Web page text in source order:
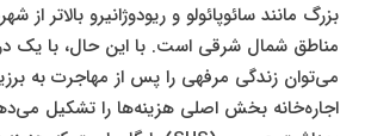
بزرگ مانند سائوپائولو و ریودوژانیرو بالاتر از
مناطق شمال شرقی است. با این حال، با یک
می‌توان زندگی مرفهی را پس از مهاجرت به
اجاره‌خانه بخش اصلی هزینه‌ها را تشکیل